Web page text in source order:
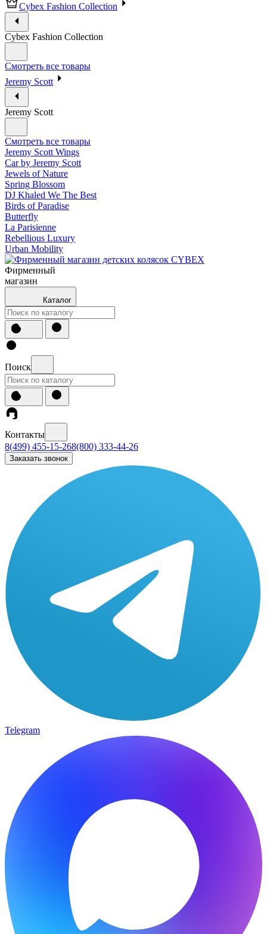
Cybex Fashion Collection
Cybex Fashion Collection
Смотреть все товары
Jeremy Scott
Jeremy Scott
Смотреть все товары
Jeremy Scott Wings
Car by Jeremy Scott
Jewels of Nature
Spring Blossom
DJ Khaled We The Best
Birds of Paradise
Butterfly
La Parisienne
Rebellious Luxury
Urban Mobility
Фирменный
магазин
Каталог
Поиск
Контакты
8(499) 455-15-268(800) 333-44-26
Заказать звонок
Telegram